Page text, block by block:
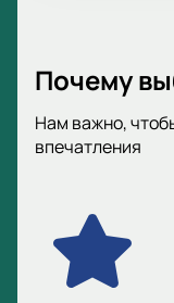
Почему
Нам важно,
впечатления